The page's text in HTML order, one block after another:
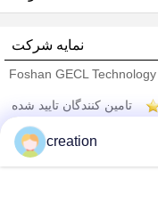
نمایه شرکت
Foshan GECL
تامین کنندگان تایید شده
Trust Seal
creation